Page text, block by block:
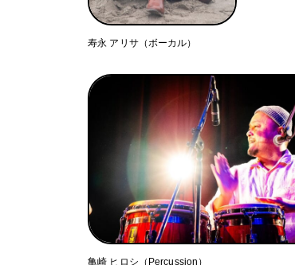
寿永 アリサ（ボーカル）
亀崎 ヒロシ（Percussion）